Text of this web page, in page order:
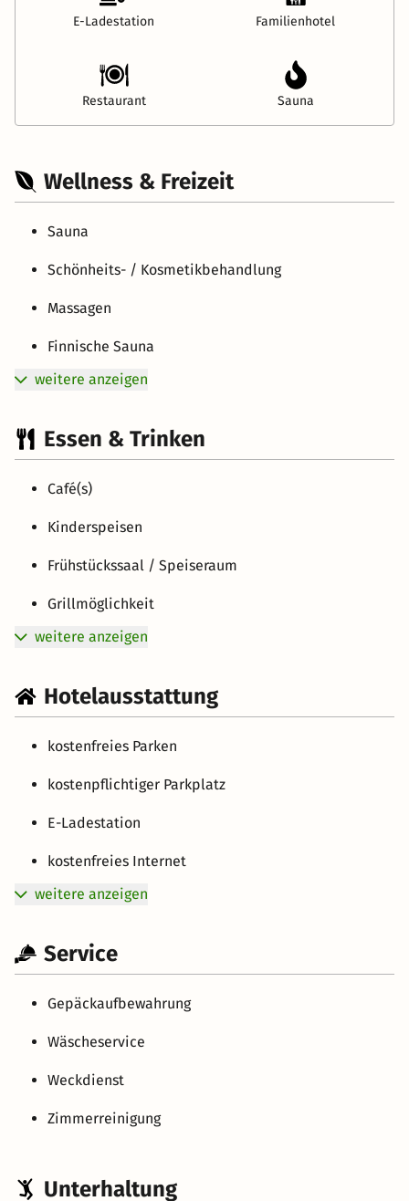
E-Ladestation Familienhotel
Restaurant Sauna
Wellness & Freizeit
Sauna
Schönheits- / Kosmetikbehandlung
Massagen
Finnische Sauna
weitere anzeigen
Essen & Trinken
Café(s)
Kinderspeisen
Frühstückssaal / Speiseraum
Grillmöglichkeit
weitere anzeigen
Hotelausstattung
kostenfreies Parken
kostenpflichtiger Parkplatz
E-Ladestation
kostenfreies Internet
weitere anzeigen
Service
Gepäckaufbewahrung
Wäscheservice
Weckdienst
Zimmerreinigung
Unterhaltung